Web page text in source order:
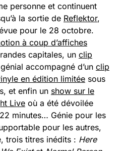
personne et continuent
la sortie de Reflektor,
pour le 28 octobre.
à coup d’affiches
capitales, un clip
accompagné d’un clip
en édition limitée sous
et enfin un show sur le
Live où a été dévoilée
minutes… Génie pour les
pour les autres,
trois titres inédits : Here